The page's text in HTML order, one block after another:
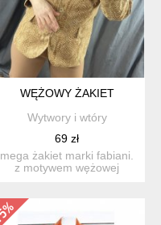
WĘŻOWY ŻAKIET
Wytwory i wtóry
69 zł
mega żakiet marki fabiani.
z motywem wężowej